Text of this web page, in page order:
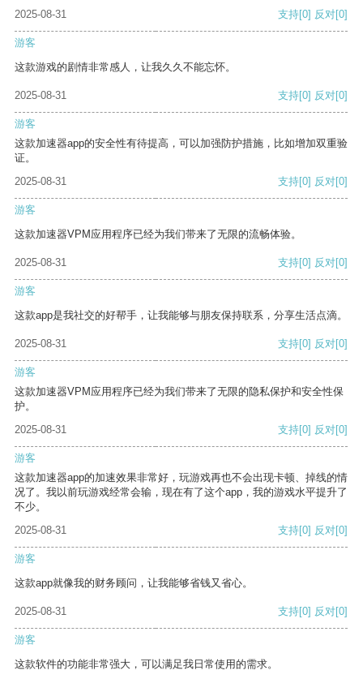
2025-08-31 支持[0] 反对[0]
游客
这款游戏的剧情非常感人，让我久久不能忘怀。
2025-08-31 支持[0] 反对[0]
游客
这款加速器app的安全性有待提高，可以加强防护措施，比如增加双重验
证。
2025-08-31
支持[0] 反对[0]
游客
这款加速器VPM应用程序已经为我们带来了无限的流畅体验。
2025-08-31 支持[0] 反对[0]
游客
这款app是我社交的好帮手，让我能够与朋友保持联系，分享生活点滴。
2025-08-31 支持[0] 反对[0]
游客
这款加速器VPM应用程序已经为我们带来了无限的隐私保护和安全性保
护。
2025-08-31
支持[0] 反对[0]
游客
这款加速器app的加速效果非常好，玩游戏再也不会出现卡顿、掉线的情
况了。我以前玩游戏经常会输，现在有了这个app，我的游戏水平提升了
不少。
2025-08-31
支持[0] 反对[0]
游客
这款app就像我的财务顾问，让我能够省钱又省心。
2025-08-31 支持[0] 反对[0]
游客
这款软件的功能非常强大，可以满足我日常使用的需求。